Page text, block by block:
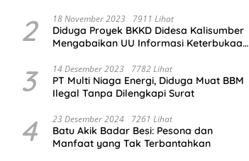
Amanah
2 18 November 2023 7911 Lihat
Diduga Proyek BKKD Didesa Kalisumber
Mengabaikan UU Informasi Keterbukaan
3 14 Desember 2023 7782 Lihat
PT Multi Niaga Energi, Diduga Muat BBM
Ilegal Tanpa Dilengkapi Surat
4 23 Desember 2024 7261 Lihat
Batu Akik Badar Besi: Pesona dan
Manfaat yang Tak Terbantahkan